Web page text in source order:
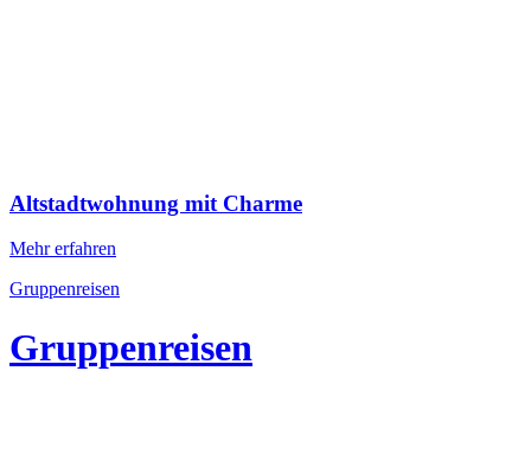
Altstadtwohnung mit Charme
Mehr erfahren
Gruppenreisen
Gruppenreisen